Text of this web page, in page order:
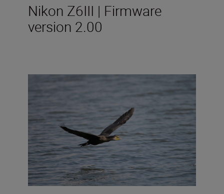
Nikon Z6III | Firmware
version 2.00